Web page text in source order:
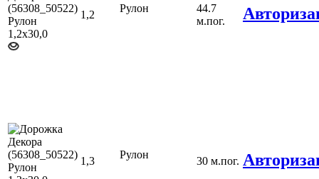
1,2
Рулон
44.7
м.пог.
1,3
Рулон
30 м.пог.